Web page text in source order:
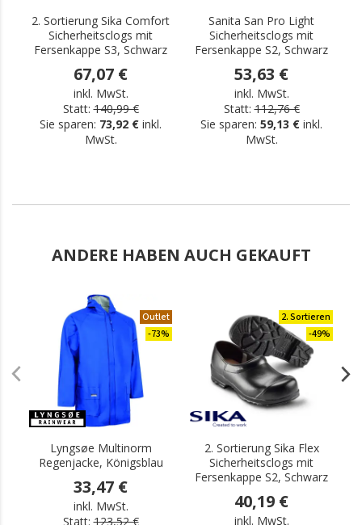
2. Sortierung Sika Comfort
Sicherheitsclogs mit
Fersenkappe S3, Schwarz
67,07 €
inkl. MwSt.
Statt: 140,99 €
Sie sparen: 73,92 € inkl.
MwSt.
Sanita San Pro Light
Sicherheitsclogs mit
Fersenkappe S2, Schwarz
53,63 €
inkl. MwSt.
Statt: 112,76 €
Sie sparen: 59,13 € inkl.
MwSt.
ANDERE HABEN AUCH GEKAUFT
Outlet
-73%
Lyngsøe Multinorm
Regenjacke, Königsblau
33,47 €
inkl. MwSt.
Statt: 123,52 €
2. Sortieren
-49%
2. Sortierung Sika Flex
Sicherheitsclogs mit
Fersenkappe S2, Schwarz
40,19 €
inkl. MwSt.